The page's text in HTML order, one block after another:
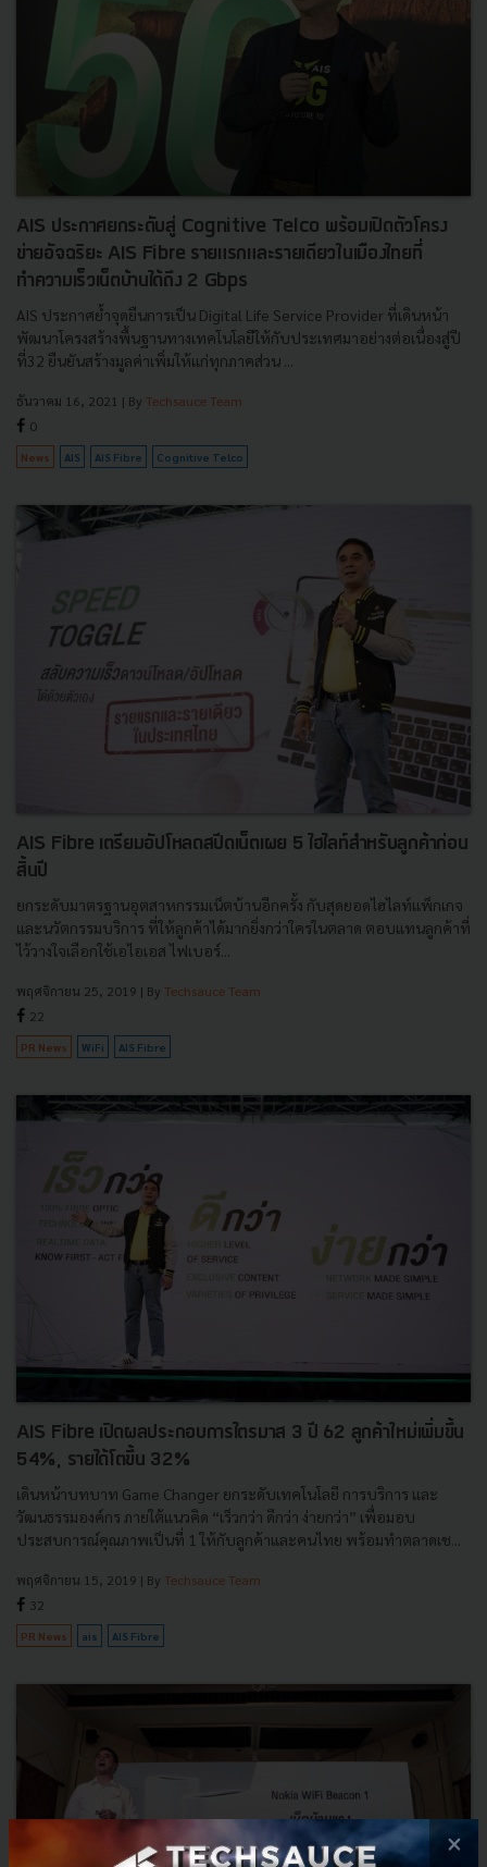
AIS ประกาศยกระดับสู่ Cognitive Telco พร้อมเปิดตัวโครง
ข่ายอัจฉริยะ AIS Fibre รายแรกและรายเดียวในเมืองไทยที่
ทำความเร็วเน็ตบ้านได้ถึง 2 Gbps
AIS ประกาศย้ำจุดยืนการเป็น Digital Life Service Provider ที่เดินหน้า
พัฒนาโครงสร้างพื้นฐานทางเทคโนโลยีให้กับประเทศมาอย่างต่อเนื่องสู่ปี
ที่32 ยืนยันสร้างมูลค่าเพิ่มให้แก่ทุกภาคส่วน ...
ธันวาคม 16, 2021 | By Techsauce Team
0
News AIS AIS Fibre Cognitive Telco
AIS Fibre เตรียมอัปโหลดสปีดเน็ตเผย 5 ไฮไลท์สำหรับลูกค้าก่อน
สิ้นปี
ยกระดับมาตรฐานอุตสาหกรรมเน็ตบ้านอีกครั้ง กับสุดยอดไฮไลท์แพ็กเกจ
และนวัตกรรมบริการ ที่ให้ลูกค้าได้มากยิ่งกว่าใครในตลาด ตอบแทนลูกค้าที่
ไว้วางใจเลือกใช้เอไอเอส ไฟเบอร์...
พฤศจิกายน 25, 2019 | By Techsauce Team
22
PR News WiFi AIS Fibre
AIS Fibre เปิดผลประกอบการไตรมาส 3 ปี 62 ลูกค้าใหม่เพิ่มขึ้น
54%, รายได้โตขึ้น 32%
เดินหน้าบทบาท Game Changer ยกระดับเทคโนโลยี การบริการ และ
วัฒนธรรมองค์กร ภายใต้แนวคิด “เร็วกว่า ดีกว่า ง่ายกว่า” เพื่อมอบ
ประสบการณ์คุณภาพเป็นที่ 1 ให้กับลูกค้าและคนไทย พร้อมทำตลาดเช...
พฤศจิกายน 15, 2019 | By Techsauce Team
32
PR News ais AIS Fibre
×